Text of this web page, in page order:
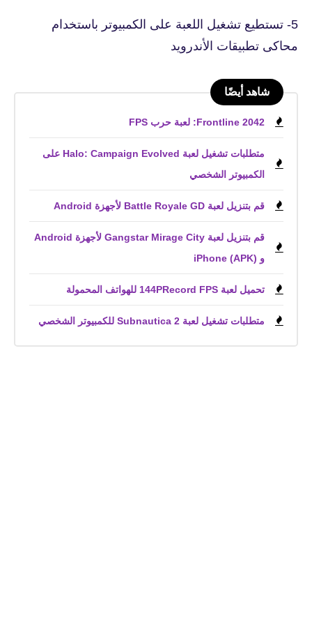
5- تستطيع تشغيل اللعبة على الكمبيوتر باستخدام
محاكى تطبيقات الأندرويد
شاهد أيضًا
Frontline 2042: لعبة حرب FPS
متطلبات تشغيل لعبة Halo: Campaign Evolved على
الكمبيوتر الشخصي
قم بتنزيل لعبة Battle Royale GD لأجهزة Android
قم بتنزيل لعبة Gangstar Mirage City لأجهزة Android
و iPhone (APK)
تحميل لعبة 144PRecord FPS للهواتف المحمولة
متطلبات تشغيل لعبة Subnautica 2 للكمبيوتر الشخصي